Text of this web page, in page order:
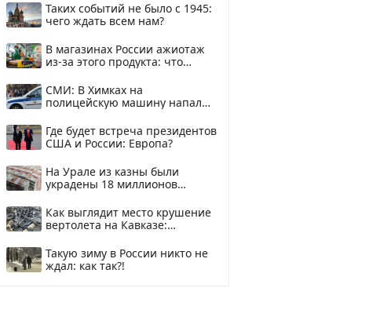
Таких событий не было с 1945:
чего ждать всем нам?
В магазинах России ажиотаж
из-за этого продукта: что
СМИ: В Химках на
полицейскую машину напали
Где будет встреча президентов
США и России: Европа?
На Урале из казны были
украдены 18 миллионов
Как выглядит место крушение
вертолета на Кавказе:
Такую зиму в России никто не
ждал: как так?!